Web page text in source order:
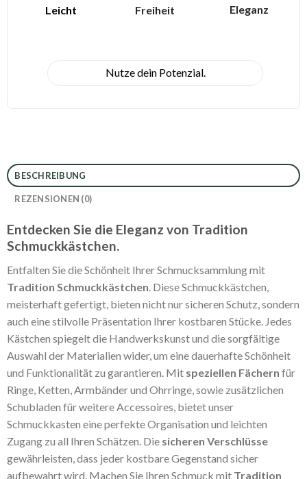
Leicht Freiheit Eleganz
Nutze dein Potenzial.
BESCHREIBUNG
REZENSIONEN (0)
Entdecken Sie die Eleganz von Tradition
Schmuckkästchen.
Entfalten Sie die Schönheit Ihrer Schmucksammlung mit
Tradition Schmuckkästchen . Diese Schmuckkästchen,
meisterhaft gefertigt, bieten nicht nur sicheren Schutz, sondern
auch eine stilvolle Präsentation Ihrer kostbaren Stücke. Jedes
Kästchen spiegelt die Handwerkskunst und die sorgfältige
Auswahl der Materialien wider, um eine dauerhafte Schönheit
und Funktionalität zu garantieren. Mit speziellen Fächern für
Ringe, Ketten, Armbänder und Ohrringe, sowie zusätzlichen
Schubladen für weitere Accessoires, bietet unser
Schmuckkasten eine perfekte Organisation und leichten
Zugang zu all Ihren Schätzen. Die sicheren Verschlüsse
gewährleisten, dass jeder kostbare Gegenstand sicher
aufbewahrt wird. Machen Sie Ihren Schmuck mit Tradition